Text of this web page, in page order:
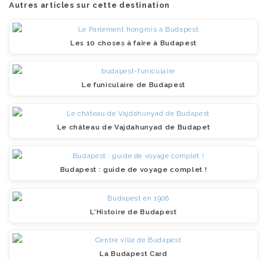
Autres articles sur cette destination
Les 10 choses à faire à Budapest
Le funiculaire de Budapest
Le château de Vajdahunyad de Budapet
Budapest : guide de voyage complet !
L'Histoire de Budapest
La Budapest Card